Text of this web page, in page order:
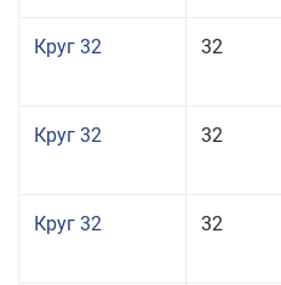
Круг 32 32
Круг 32 32
Круг 32 32